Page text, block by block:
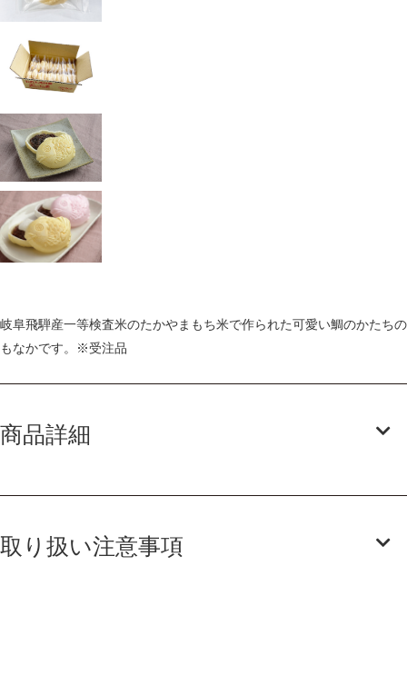
岐阜飛騨産一等検査米のたかやまもち米で作られた可愛い鯛のかたちの
もなかです。※受注品
商品詳細
取り扱い注意事項